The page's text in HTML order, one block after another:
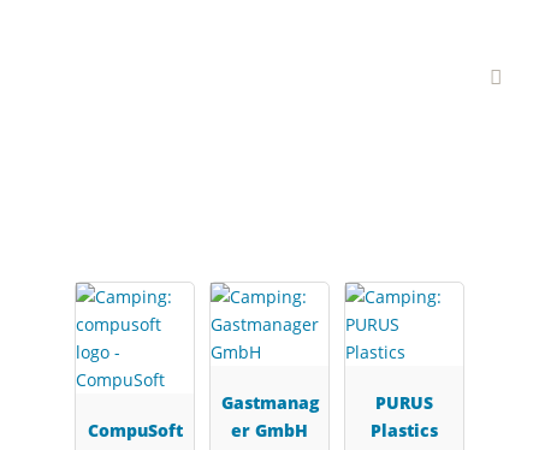
CompuSoft
Gastmanag
er GmbH
PURUS
Plastics